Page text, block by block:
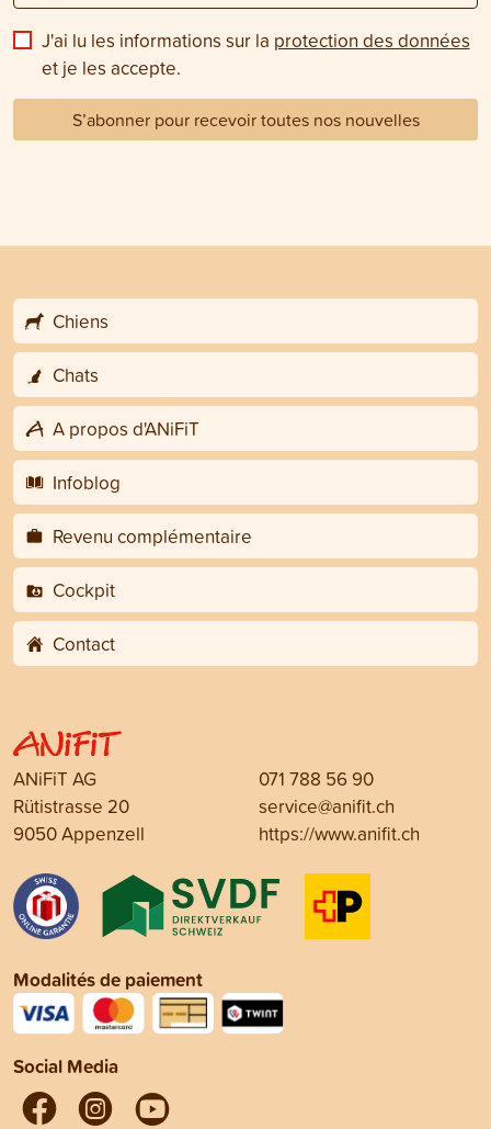
J'ai lu les informations sur la protection des données
et je les accepte.
S’abonner pour recevoir toutes nos nouvelles
Chiens
Chats
A propos d'ANiFiT
Infoblog
Revenu complémentaire
Cockpit
Contact
ANiFiT AG
Rütistrasse 20
9050 Appenzell
071 788 56 90
service@anifit.ch
https://www.anifit.ch
Modalités de paiement
Social Media